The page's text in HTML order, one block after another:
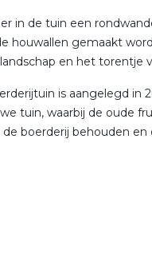
in de tuin een
houwallen gemaakt
en het torentje
is aangelegd in
tuin, waarbij de oude
de boerderij behouden